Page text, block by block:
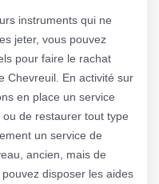
instruments qui ne
jeter, vous pouvez
pour faire le rachat
Chevreuil. En activité sur
en place un service
de restaurer tout type
un service de
ancien, mais de
disposer les aides